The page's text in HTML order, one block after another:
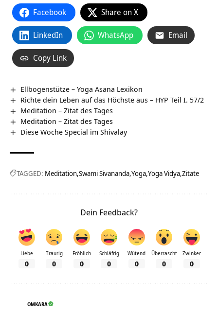
Facebook Share on X
LinkedIn WhatsApp Email
Copy Link
Ellbogenstütze – Yoga Asana Lexikon
Richte dein Leben auf das Höchste aus – HYP Teil I. 57/2
Meditation – Zitat des Tages
Meditation – Zitat des Tages
Diese Woche Special im Shivalay
TAGGED: Meditation Swami Sivananda Yoga Yoga Vidya Zitate
Dein Feedback?
Liebe
0
Traurig
0
Fröhlich
0
Schläfrig
0
Wütend
0
Überrascht
0
Zwinker
0
OMKARA